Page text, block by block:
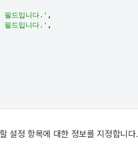
필드입니다.' ,
필드입니다.' ,
설정 항목에 대한 정보를 지정합니다.